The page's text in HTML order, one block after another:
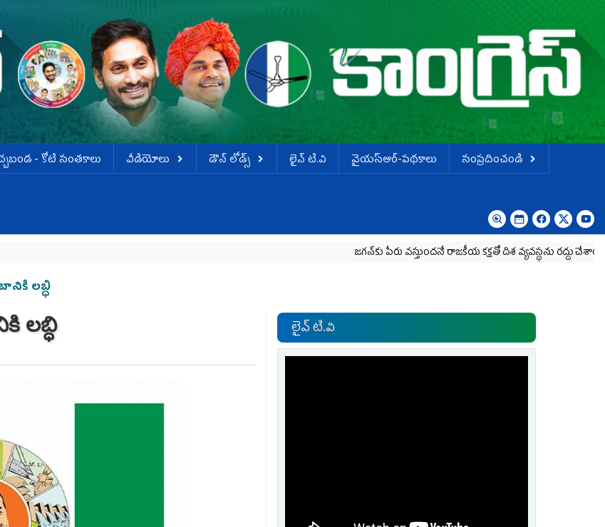
- కోటి సంత‌కాలు వీడియోలు డౌన్ లోడ్స్ లైవ్ టి.వి వైయస్ఆర్-పథకాలు
సంప్రదించండి
జగన్‌కు పేరు వస్తుందనే రాజకీయ కక్షతో దిశ వ్య‌వ‌స్థ‌ను రద్దు చేశారు
ల‌బ్ధి
ల‌బ్ధి లైవ్ టి.వి